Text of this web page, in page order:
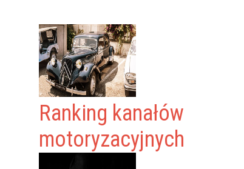
Ranking kanałów
motoryzacyjnych